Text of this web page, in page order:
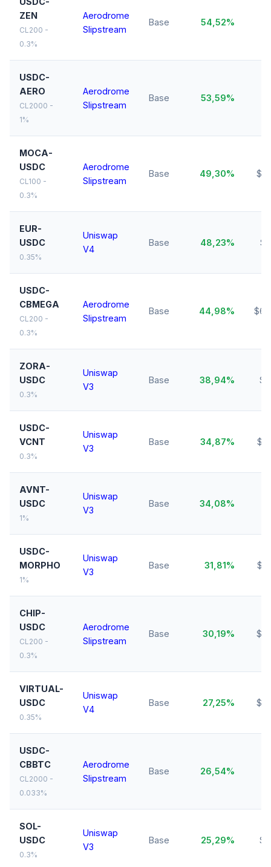
ZEN
CL200 -
0.3%
Aerodrome
Slipstream
Base 54,52%
USDC-
AERO
CL2000 -
1%
Aerodrome
Slipstream
Base 53,59%
MOCA-
USDC
CL100 -
0.3%
Aerodrome
Slipstream
Base 49,30%
EUR-
USDC
0.35%
Uniswap
V4
Base 48,23%
USDC-
CBMEGA
CL200 -
0.3%
Aerodrome
Slipstream
Base 44,98%
ZORA-
USDC
0.3%
Uniswap
V3
Base 38,94%
USDC-
VCNT
0.3%
Uniswap
V3
Base 34,87%
AVNT-
USDC
1%
Uniswap
V3
Base 34,08%
USDC-
MORPHO
1%
Uniswap
V3
Base 31,81%
CHIP-
USDC
CL200 -
0.3%
Aerodrome
Slipstream
Base 30,19%
VIRTUAL-
USDC
0.35%
Uniswap
V4
Base 27,25%
USDC-
CBBTC
CL2000 -
0.033%
Aerodrome
Slipstream
Base 26,54%
SOL-
USDC
0.3%
Uniswap
V3
Base 25,29%